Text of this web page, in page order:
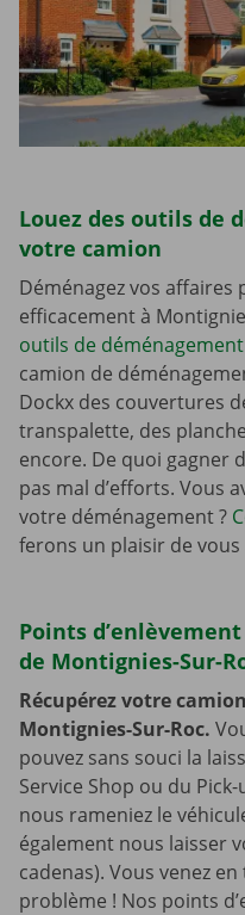
Louez des outils de
votre camion
Déménagez vos affaires
efficacement à
outils de déménagement
camion de
Dockx des couvertures
transpalette, des
encore. De quoi gagner
pas mal d’efforts. Vous
votre déménagement ?
ferons un plaisir de vous
Points
de Montignies-Sur-
Récupérez votre
Montignies-Sur-Roc.
pouvez sans souci la
Service Shop ou du
nous rameniez le
également nous laisser
cadenas). Vous venez
problème ! Nos points